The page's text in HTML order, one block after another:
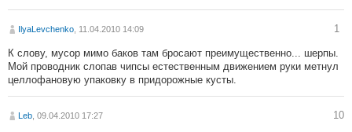
IlyaLevchenko , 11.04.2010 14:09 1
К слову, мусор мимо баков там бросают преимущественно... шерпы.
Мой проводник слопав чипсы естественным движением руки метнул
целлофановую упаковку в придорожные кусты.
Leb , 09.04.2010 17:27 10